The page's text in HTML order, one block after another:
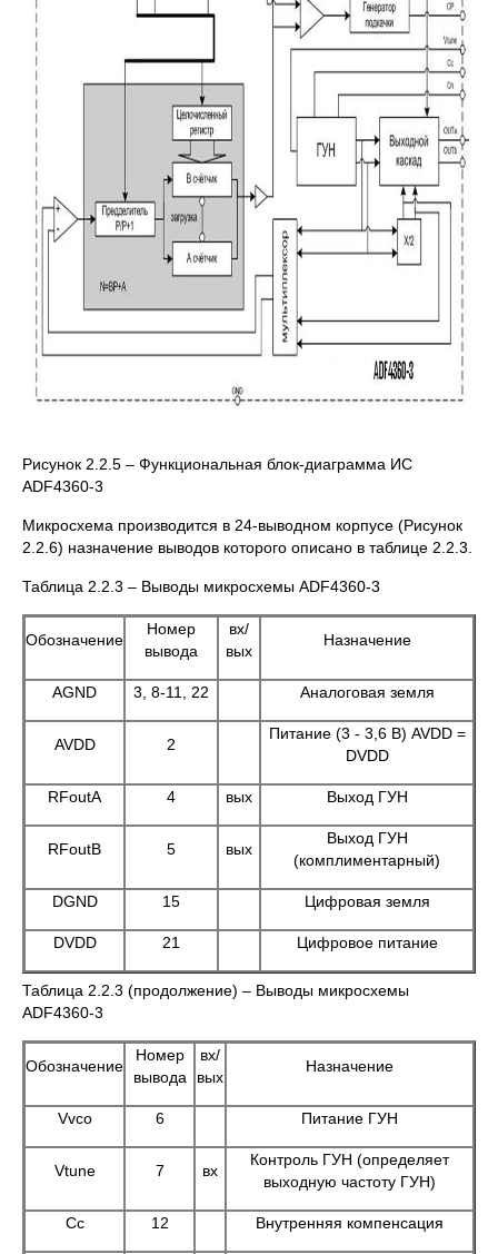
Рисунок 2.2.5 – Функциональная блок-диаграмма ИС
ADF4360-3
Микросхема производится в 24-выводном корпусе (Рисунок
2.2.6) назначение выводов которого описано в таблице 2.2.3.
Таблица 2.2.3 – Выводы микросхемы ADF4360-3
Обозначение
Номер
вывода
вх/
вых
Назначение
AGND 3, 8-11, 22 Аналоговая земля
AVDD 2
Питание (3 - 3,6 В) AVDD =
DVDD
RFoutA 4 вых Выход ГУН
RFoutB 5 вых
Выход ГУН
(комплиментарный)
DGND 15 Цифровая земля
DVDD 21 Цифровое питание
Таблица 2.2.3 (продолжение) – Выводы микросхемы
ADF4360-3
Обозначение
Номер
вывода
вх/
вых
Назначение
Vvco 6 Питание ГУН
Vtune 7 вх
Контроль ГУН (определяет
выходную частоту ГУН)
Cc 12 Внутренняя компенсация